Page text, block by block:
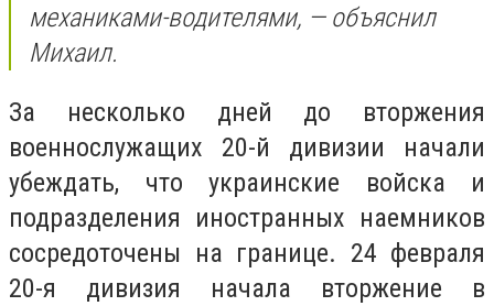
механиками-водителями⁦, — объяснил
Михаил.
За несколько дней до вторжения
военнослужащих 20-й дивизии начали
убеждать, что украинские войска и
подразделения иностранных наемников
сосредоточены на границе. 24 февраля
20-я дивизия начала вторжение в